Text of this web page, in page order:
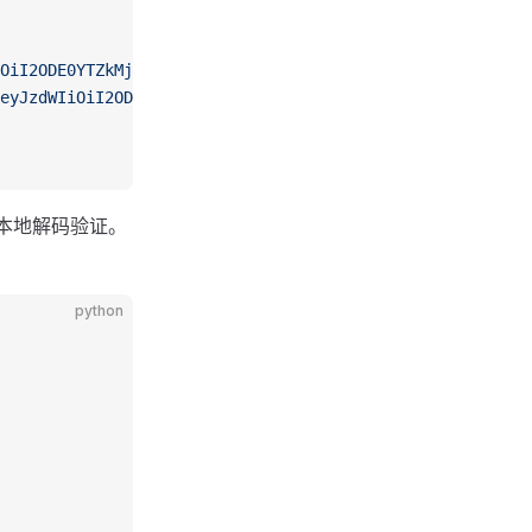
解码验证。
python